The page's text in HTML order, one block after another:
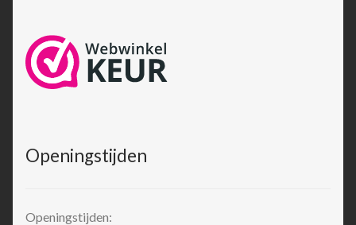
Openingstijden
Openingstijden: